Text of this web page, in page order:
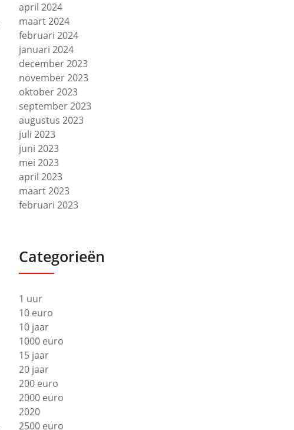
april 2024
maart 2024
februari 2024
januari 2024
december 2023
november 2023
oktober 2023
september 2023
augustus 2023
juli 2023
juni 2023
mei 2023
april 2023
maart 2023
februari 2023
Categorieën
1 uur
10 euro
10 jaar
1000 euro
15 jaar
20 jaar
200 euro
2000 euro
2020
2500 euro